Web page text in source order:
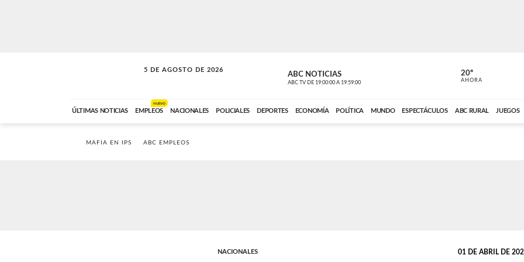
5 DE AGOSTO DE 2026
SOLO MÚSICA ABC NOTICIAS
ABC TV DE 19:00:00 A 19:59:00 ABC CARDINAL
20º
AHORA
ÚLTIMAS NOTICIAS EMPLEOS
NUEVO
NACIONALES POLICIALES DEPORTES ECONOMÍA POLÍTICA MUNDO ESPECTÁCULOS ABC RURAL JUEGOS
MAFIA EN IPS ABC EMPLEOS
NACIONALES 01 DE ABRIL DE